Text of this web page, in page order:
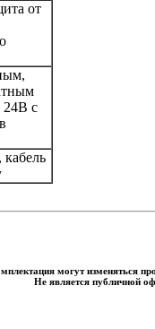
от
24В с
могут изменяться
Не является публичной